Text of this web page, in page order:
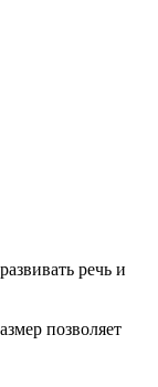
речь и
позволяет